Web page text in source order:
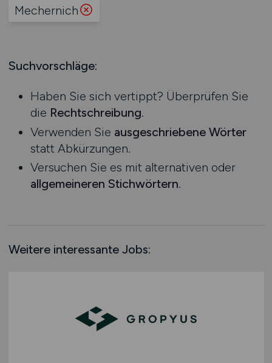
Prozessplanung / Steuerung
Supply Chain Management
Vertrieb / Verkauf / Handel
Zoll / Behörden
Sonstige
Praktikum
Hessen
Nordrhein-Westfalen
Saarland
Sachsen
Sachsen-Anhalt
Schleswig-Holstein
Thüringen
Deutschlandweit
Europa
Mechernich
Suchvorschläge:
Haben Sie sich vertippt? Überprüfen Sie
die Rechtschreibung.
Verwenden Sie ausgeschriebene Wörter
statt Abkürzungen.
Versuchen Sie es mit alternativen oder
allgemeineren Stichwörtern.
Weitere interessante Jobs: